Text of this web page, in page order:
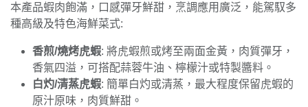
本產品蝦肉飽滿，口感彈牙鮮甜，烹調應用廣泛，能駕馭多
種高級及特色海鮮菜式:
香煎/燒烤虎蝦: 將虎蝦煎或烤至兩面金黃，肉質彈牙，
香氣四溢，可搭配蒜蓉牛油、檸檬汁或特製醬料。
白灼/清蒸虎蝦: 簡單白灼或清蒸，最大程度保留虎蝦的
原汁原味，肉質鮮甜。